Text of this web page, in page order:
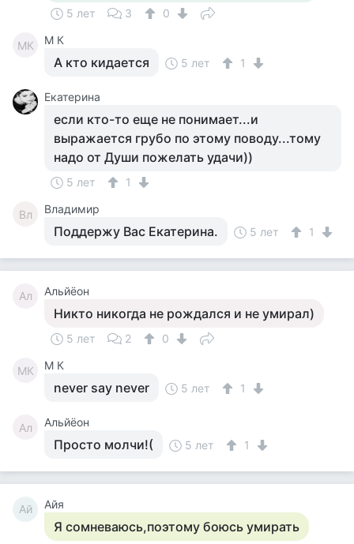
5 лет 3 0
MК M К
А кто кидается 5 лет 1
Екатерина
если кто-то еще не понимает...и
выражается грубо по этому поводу...тому
надо от Души пожелать удачи))
5 лет 1
Вл Владимир
Поддержу Вас Екатерина. 5 лет 1
Ал Альйёон
Никто никогда не рождался и не умирал)
5 лет 2 0
MК M К
never say never 5 лет 1
Ал Альйёон
Просто молчи!( 5 лет 1
Ай Айя
Я сомневаюсь,поэтому боюсь умирать